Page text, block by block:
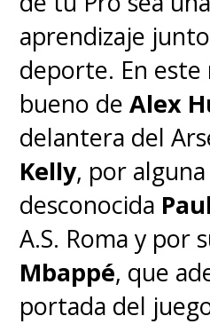
aprendizaje
deporte. En este
bueno deAlex
delantera del
Kelly, por
desconocida
A.S. Roma y por
Mbappé, que
portada del